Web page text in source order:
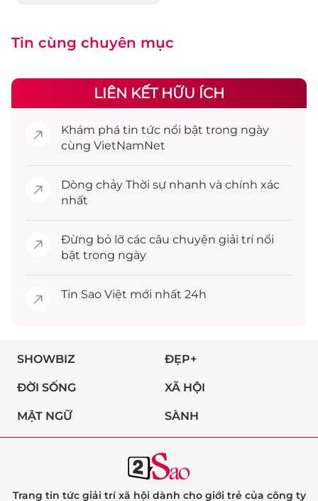
Tin cùng chuyên mục
LIÊN KẾT HỮU ÍCH
Khám phá tin tức nổi bật trong ngày
cùng VietNamNet
Dòng chảy Thời sự nhanh và chính xác
nhất
Đừng bỏ lỡ các câu chuyện giải trínổi
bật trong ngày
Tin Sao Việt mới nhất 24h
SHOWBIZ ĐẸP+
ĐỜI SỐNG XÃ HỘI
MẬT NGỮ SÀNH
Trang tin tức giải trí xã hội dành cho giới trẻ của công ty